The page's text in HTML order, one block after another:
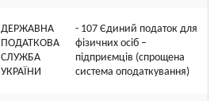
ДЕРЖАВНА
ПОДАТКОВА
СЛУЖБА
УКРАЇНИ
- 107 Єдиний податок для
фізичних осіб –
підприємців (спрощена
система оподаткування)